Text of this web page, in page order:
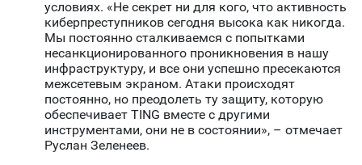
условиях. «Не секрет ни для кого, что активность
киберпреступников сегодня высока как никогда.
Мы постоянно сталкиваемся с попытками
несанкционированного проникновения в нашу
инфраструктуру, и все они успешно пресекаются
межсетевым экраном. Атаки происходят
постоянно, но преодолеть ту защиту, которую
обеспечивает TING вместе с другими
инструментами, они не в состоянии», – отмечает
Руслан Зеленеев.